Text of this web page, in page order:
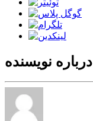
درباره نویسنده